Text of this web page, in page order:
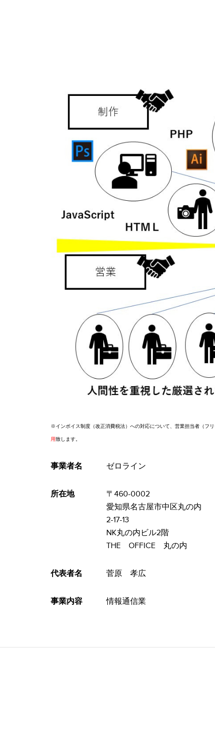
※インボイス制度（改正消費税法）への対応について、営業担当者（フ
用致します。
事業者名 ゼロライン
所在地 〒460-0002
愛知県名古屋市中区丸の内
​ 2-17-13
NK丸の内ビル2階
THE OFFICE 丸の内
代表者名 菅原 孝広
事業内容 情報通信業